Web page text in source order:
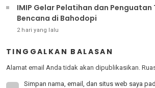
IMIP Gelar Pelatihan dan Penguatan
Bencana di Bahodopi
2 hari yang lalu
TINGGALKAN BALASAN
Alamat email Anda tidak akan dipublikasikan.
Simpan nama, email, dan situs web saya